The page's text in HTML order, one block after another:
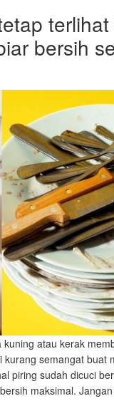
bersih
atau kerak
semangat buat
piring sudah dicuci
maksimal.